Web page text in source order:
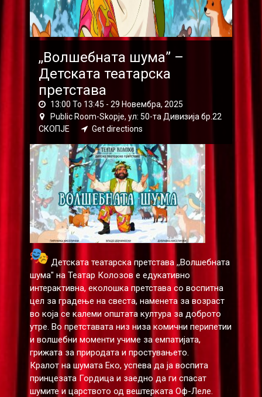
,,Волшебната шума” –
Детската театарска
претстава
13:00 To 13:45 - 29 Новембра, 2025
Public Room-Skopje, ул: 50-та Дивизија бр.22
СКОПЈЕ
Get directions
Детската театарска претстава ,,Волшебната
шума" на Театар Колозов е едукативно
интерактивна, еколошка претстава со воспитна
цел за градење на свеста, наменета за возраст
во која се калеми општата култура за доброто
утре. Во претставата низ низа комични перипетии
и волшебни моменти учиме за емпатијата,
грижата за природата и простувањето.
Кралот на шумата Еко, успева да ја воспита
принцезата Гордица и заедно да ги спасат
шумите и царството од вештерката Оф-Леле.